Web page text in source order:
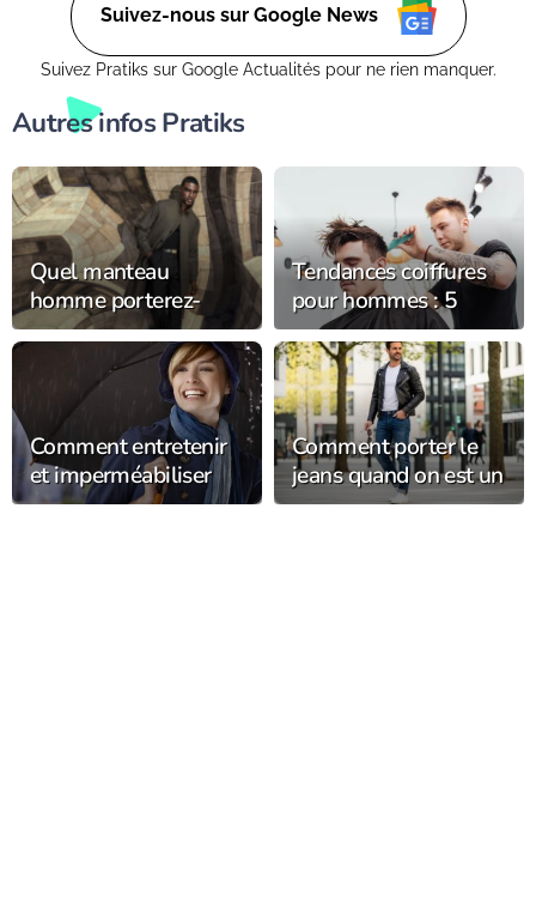
Suivez-nous sur Google News
Suivez Pratiks sur Google Actualités pour ne rien manquer.
Autres infos Pratiks
Quel manteau
homme porterez-
vous cet hiver ?
Tendances coiffures
pour hommes : 5
coupes et styles en
vogue cette année
Comment entretenir
et imperméabiliser
son chapeau de pluie
Comment porter le
jeans quand on est un
homme au quotidien